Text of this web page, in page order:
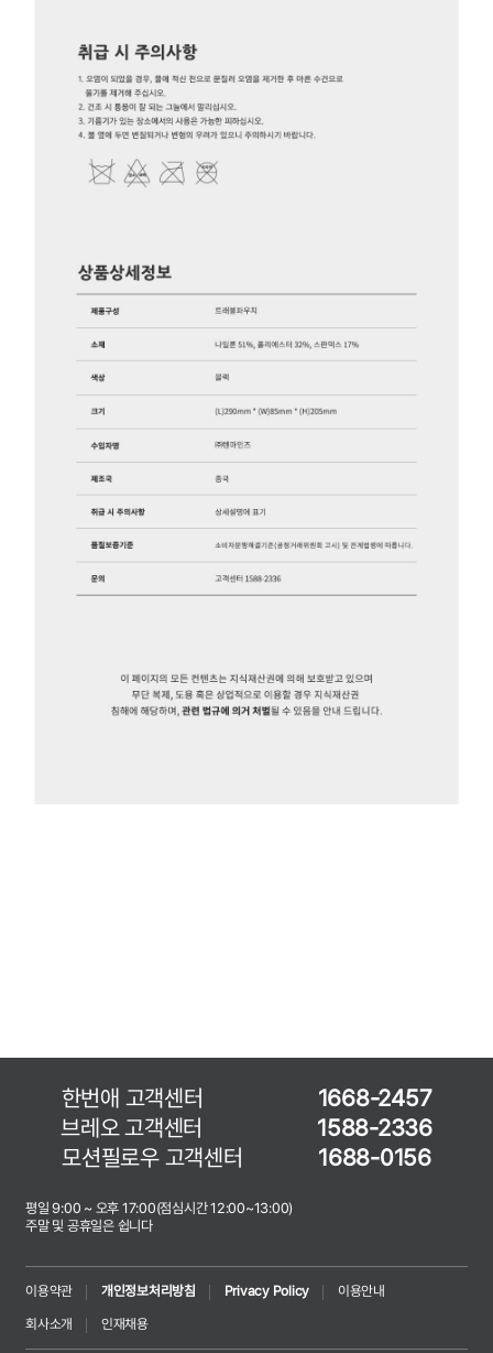
한번애 고객센터
1668-2457
브레오 고객센터
1588-2336
모션필로우 고객센터
1688-0156
평일 9:00 ~ 오후 17:00(점심시간 12:00~13:00)
주말 및 공휴일은 쉽니다
이용약관 개인정보처리방침 Privacy Policy
이용안내
회사소개
인재채용